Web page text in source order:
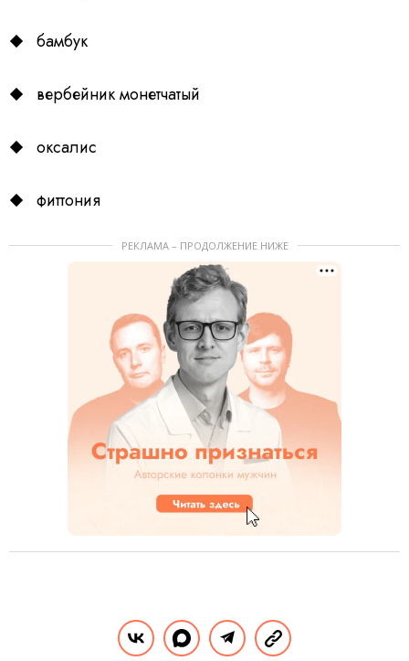
бамбук
вербейник монетчатый
оксалис
фиттония
РЕКЛАМА – ПРОДОЛЖЕНИЕ НИЖЕ